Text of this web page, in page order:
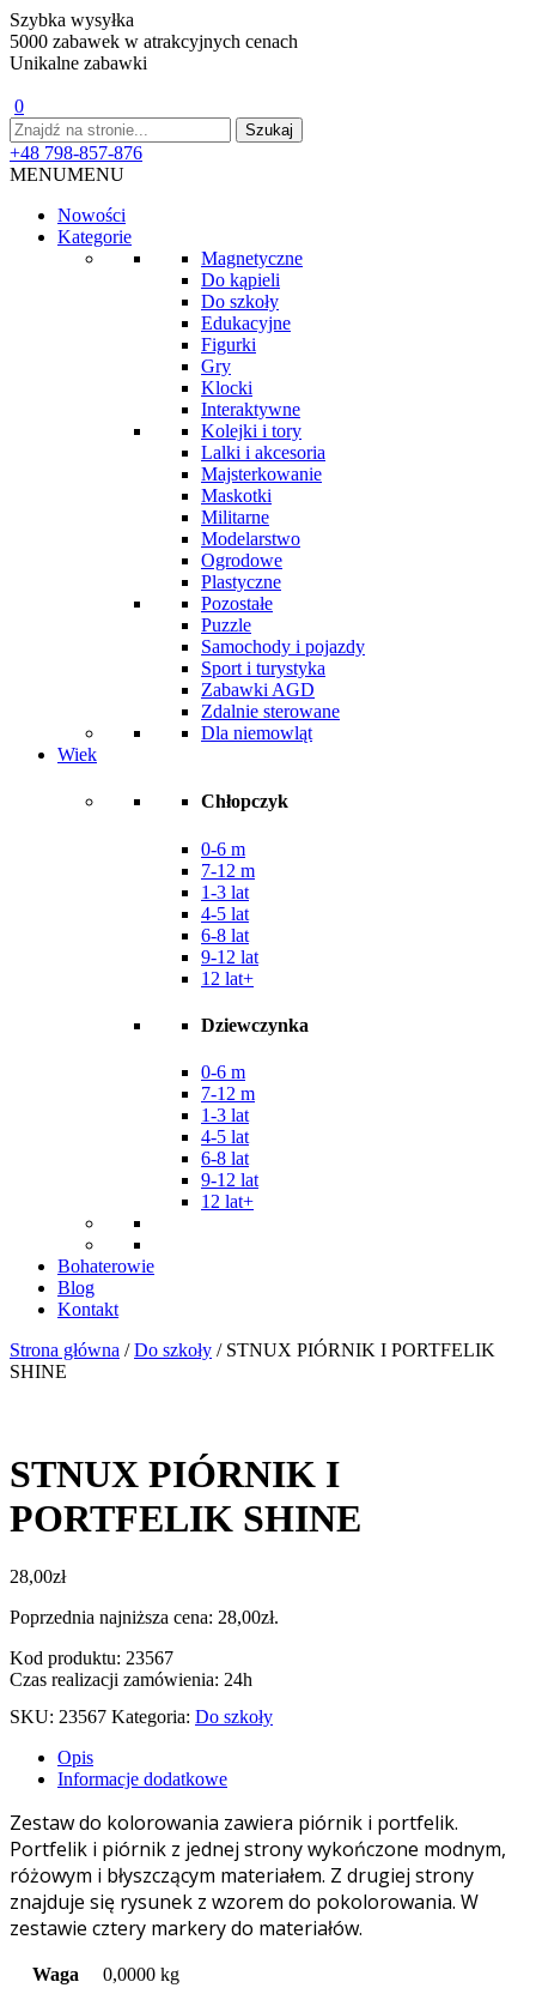
Szybka wysyłka
5000 zabawek w atrakcyjnych cenach
Unikalne zabawki
0
+48 798-857-876
MENUMENU
Nowości
Kategorie
Magnetyczne
Do kąpieli
Do szkoły
Edukacyjne
Figurki
Gry
Klocki
Interaktywne
Kolejki i tory
Lalki i akcesoria
Majsterkowanie
Maskotki
Militarne
Modelarstwo
Ogrodowe
Plastyczne
Pozostałe
Puzzle
Samochody i pojazdy
Sport i turystyka
Zabawki AGD
Zdalnie sterowane
Dla niemowląt
Wiek
Chłopczyk
0-6 m
7-12 m
1-3 lat
4-5 lat
6-8 lat
9-12 lat
12 lat+
Dziewczynka
0-6 m
7-12 m
1-3 lat
4-5 lat
6-8 lat
9-12 lat
12 lat+
Bohaterowie
Blog
Kontakt
Strona główna /Do szkoły / STNUX PIÓRNIK I PORTFELIK
SHINE
STNUX PIÓRNIK I
PORTFELIK SHINE
28,00zł
Poprzednia najniższa cena: 28,00zł.
Kod produktu: 23567
Czas realizacji zamówienia: 24h
SKU: 23567 Kategoria: Do szkoły
Opis
Informacje dodatkowe
Zestaw do kolorowania zawiera piórnik i portfelik.
Portfelik i piórnik z jednej strony wykończone modnym,
różowym i błyszczącym materiałem. Z drugiej strony
znajduje się rysunek z wzorem do pokolorowania. W
zestawie cztery markery do materiałów.
Waga 0,0000 kg